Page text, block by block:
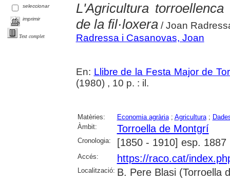
seleccionar
imprimir
Text complet
L'Agricultura
de la fil·loxera/ Joan
Radressa i Casanovas, Joan
En: Llibre de la Festa Major de
(1980) , 10 p. : il.
Matèries: Economia agrària; Agricultura;
Àmbit:
Torroella de Montgrí
Cronologia: [1850 - 1910] esp. 1887
Accés: https://raco.cat/
Localització: B. Pere Blasi (Torroella